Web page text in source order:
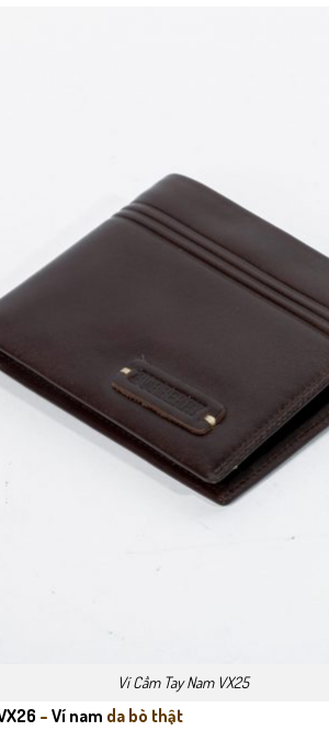
Ví Cầm Tay Nam VX25
– Ví nam da bò thật